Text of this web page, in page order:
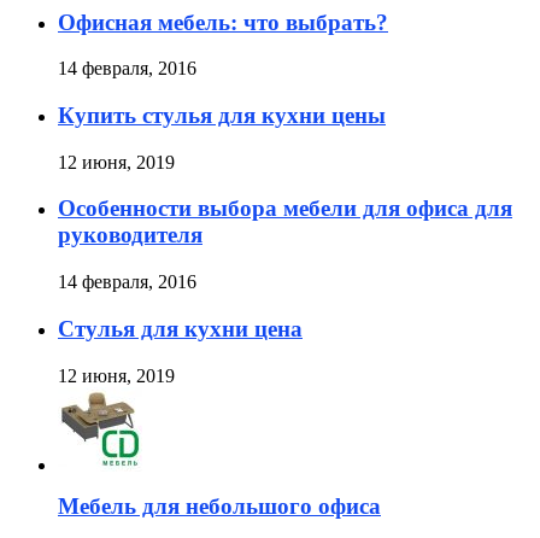
Офисная мебель: что выбрать?
14 февраля, 2016
Купить стулья для кухни цены
12 июня, 2019
Особенности выбора мебели для офиса для
руководителя
14 февраля, 2016
Стулья для кухни цена
12 июня, 2019
Мебель для небольшого офиса